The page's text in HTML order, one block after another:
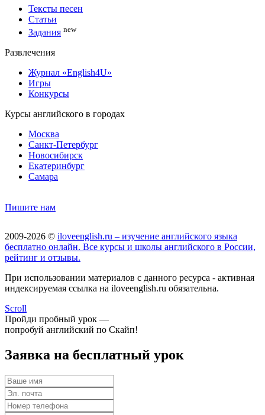
Тексты песен
Статьи
Задания new
Развлечения
Журнал «English4U»
Игры
Конкурсы
Курсы английского в городах
Москва
Санкт-Петербург
Новосибирск
Екатеринбург
Самара
Пишите нам
2009-2026 © iloveenglish.ru – изучение английского языка
бесплатно онлайн. Все курсы и школы английского в России,
рейтинг и отзывы.
При использовании материалов с данного ресурса - активная
индексируемая ссылка на iloveenglish.ru обязательна.
Scroll
Пройди пробный урок —
попробуй английский по Скайп!
Заявка на бесплатный урок